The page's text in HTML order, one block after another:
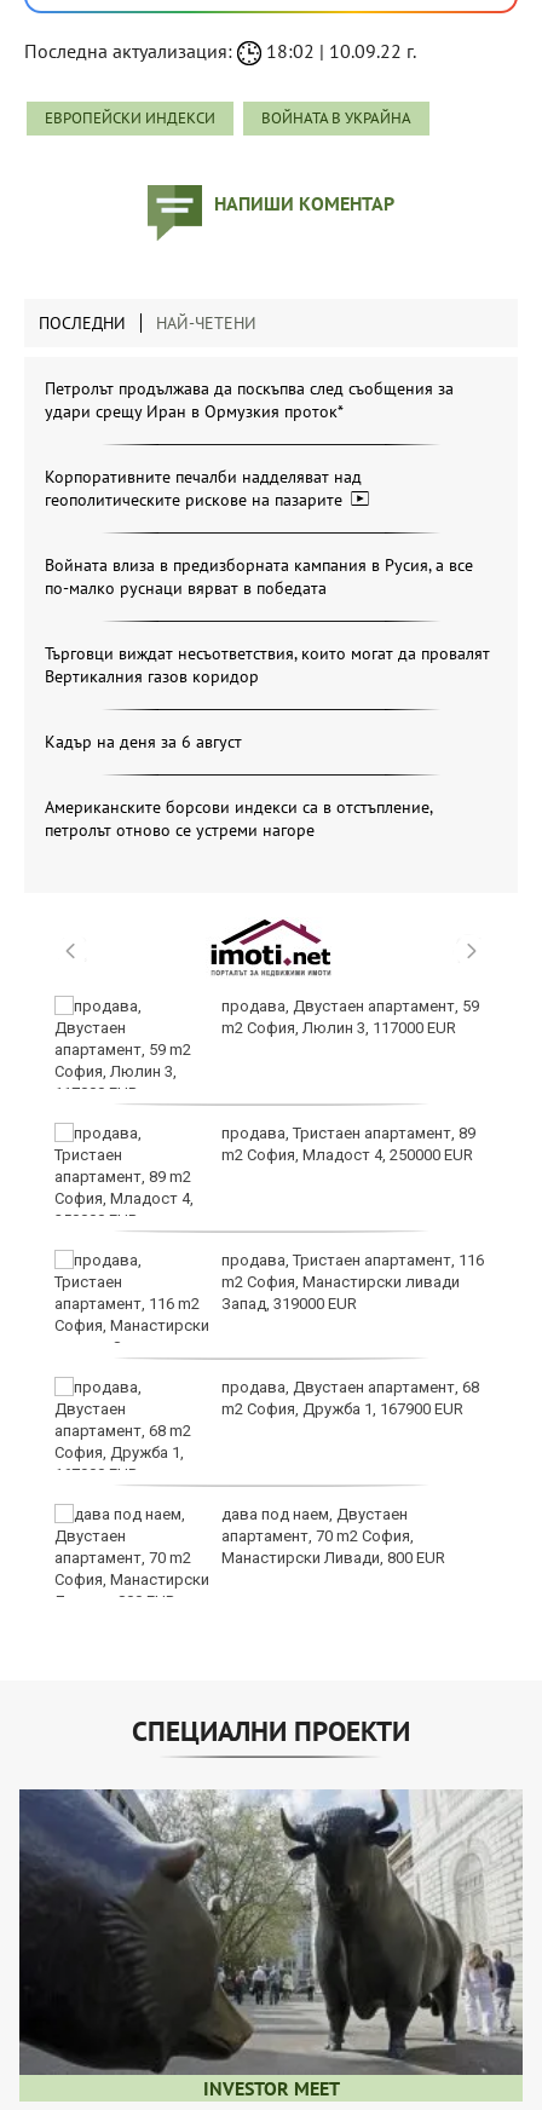
Последна актуализация: 18:02 | 10.09.22 г.
ЕВРОПЕЙСКИ ИНДЕКСИ ВОЙНАТА В УКРАЙНА
НАПИШИ КОМЕНТАР
ПОСЛЕДНИ НАЙ-ЧЕТЕНИ
Петролът продължава да поскъпва след съобщения за
удари срещу Иран в Ормузкия проток*
Корпоративните печалби надделяват над
геополитическите рискове на пазарите
Войната влиза в предизборната кампания в Русия, а все
по-малко руснаци вярват в победата
Търговци виждат несъответствия, които могат да провалят
Вертикалния газов коридор
Кадър на деня за 6 август
Американските борсови индекси са в отстъпление,
петролът отново се устреми нагоре
продава, Двустаен апартамент, 59
m2 София, Люлин 3, 117000 EUR
продава, Тристаен апартамент, 89
m2 София, Младост 4, 250000 EUR
продава, Тристаен апартамент, 116
m2 София, Манастирски ливади
Запад, 319000 EUR
продава, Двустаен апартамент, 68
m2 София, Дружба 1, 167900 EUR
дава под наем, Двустаен
апартамент, 70 m2 София,
Манастирски Ливади, 800 EUR
СПЕЦИАЛНИ ПРОЕКТИ
INVESTOR MEET